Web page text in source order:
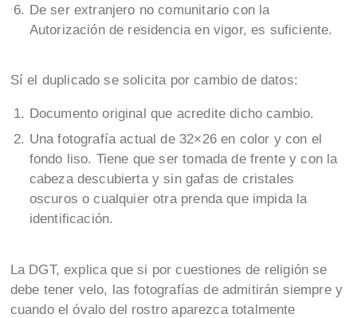
De ser extranjero no comunitario con la
Autorización de residencia en vigor, es suficiente.
Sí el duplicado se solicita por cambio de datos:
Documento original que acredite dicho cambio.
Una fotografía actual de 32×26 en color y con el
fondo liso. Tiene que ser tomada de frente y con la
cabeza descubierta y sin gafas de cristales
oscuros o cualquier otra prenda que impida la
identificación.
La DGT, explica que si por cuestiones de religión se
debe tener velo, las fotografías de admitirán siempre y
cuando el óvalo del rostro aparezca totalmente